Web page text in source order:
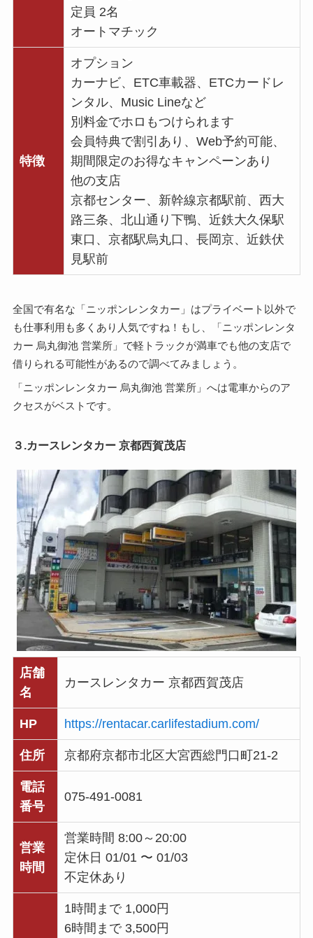
定員 2名
オートマチック
特徴
オプション
カーナビ、ETC車載器、ETCカードレ
ンタル、Music Lineなど
別料金でホロもつけられます
会員特典で割引あり、Web予約可能、
期間限定のお得なキャンペーンあり
他の支店
京都センター、新幹線京都駅前、西大
路三条、北山通り下鴨、近鉄大久保駅
東口、京都駅烏丸口、長岡京、近鉄伏
見駅前
全国で有名な「ニッポンレンタカー」はプライベート以外で
も仕事利用も多くあり人気ですね！もし、「ニッポンレンタ
カー 烏丸御池 営業所」で軽トラックが満車でも他の支店で
借りられる可能性があるので調べてみましょう。
「ニッポンレンタカー 烏丸御池 営業所」へは電車からのア
クセスがベストです。
３.カースレンタカー 京都西賀茂店
店舗
名
カースレンタカー 京都西賀茂店
HP https://rentacar.carlifestadium.com/
住所 京都府京都市北区大宮西総門口町21-2
電話
番号
075-491-0081
営業
時間
営業時間 8:00～20:00
定休日 01/01 〜 01/03
不定休あり
1時間まで 1,000円
6時間まで 3,500円